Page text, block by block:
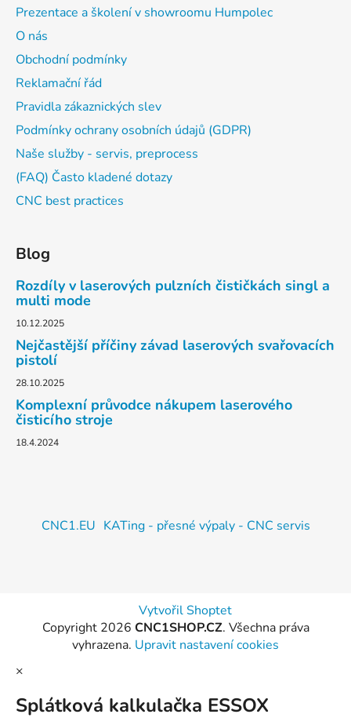
Prezentace a školení v showroomu Humpolec
O nás
Obchodní podmínky
Reklamační řád
Pravidla zákaznických slev
Podmínky ochrany osobních údajů (GDPR)
Naše služby - servis, preprocess
(FAQ) Často kladené dotazy
CNC best practices
Blog
Rozdíly v laserových pulzních čističkách singl a
multi mode
10.12.2025
Nejčastější příčiny závad laserových svařovacích
pistolí
28.10.2025
Komplexní průvodce nákupem laserového
čisticího stroje
18.4.2024
CNC1.EU KATing - přesné výpaly - CNC servis
Vytvořil Shoptet
Copyright 2026 CNC1SHOP.CZ. Všechna práva
vyhrazena. Upravit nastavení cookies
×
Splátková kalkulačka ESSOX